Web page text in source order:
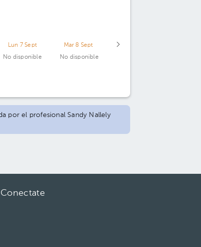
Lun 7 Sept
No disponible
Mar 8 Sept
No disponible
por el profesional Sandy Nallely
Conectate